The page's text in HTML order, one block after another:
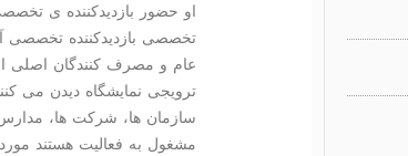
او حضور بازدیدكننده ی
تخصصی بازدیدكننده
عام و مصرف كنندگان اصلی
ترویجی نمایشگاه دیدن می
سازمان ها، شركت ها،
مشغول به فعالیت هستند